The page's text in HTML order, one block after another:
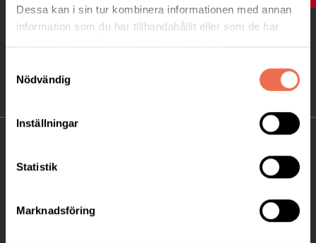
Dessa kan i sin tur kombinera informationen med annan
information som du har tillhandahållit eller som de har
Nödvändig
Inställningar
Statistik
Marknadsföring
Telefon:08-677 70 10